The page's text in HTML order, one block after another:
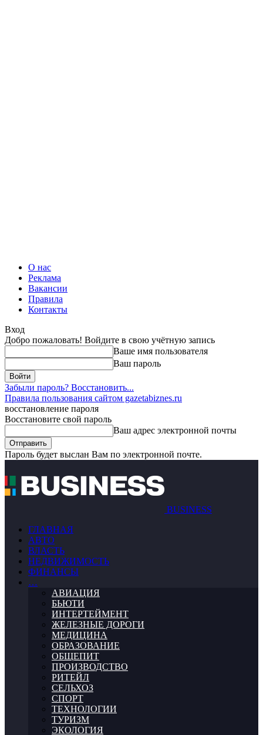
О нас
Реклама
Вакансии
Правила
Контакты
Вход
Добро пожаловать! Войдите в свою учётную запись
Ваше имя пользователя
Ваш пароль
Забыли пароль? Восстановить...
Правила пользования сайтом gazetabiznes.ru
восстановление пароля
Восстановите свой пароль
Ваш адрес электронной почты
Пароль будет выслан Вам по электронной почте.
BUSINESS
ГЛАВНАЯ
АВТО
ВЛАСТЬ
НЕДВИЖИМОСТЬ
ФИНАНСЫ
…
АВИАЦИЯ
БЬЮТИ
ИНТЕРТЕЙМЕНТ
ЖЕЛЕЗНЫЕ ДОРОГИ
МЕДИЦИНА
ОБРАЗОВАНИЕ
ОБЩЕПИТ
ПРОИЗВОДСТВО
РИТЕЙЛ
СЕЛЬХОЗ
СПОРТ
ТЕХНОЛОГИИ
ТУРИЗМ
ЭКОЛОГИЯ